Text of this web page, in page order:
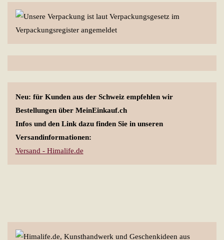
Neu: für Kunden aus der Schweiz empfehlen wir
Bestellungen über MeinEinkauf.ch
Infos und den Link dazu finden Sie in unseren
Versandinformationen:
Versand - Himalife.de